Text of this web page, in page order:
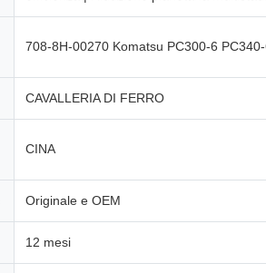
708-8H-00270 Komatsu PC300-6
CAVALLERIA DI FERRO
CINA
Originale e OEM
12 mesi